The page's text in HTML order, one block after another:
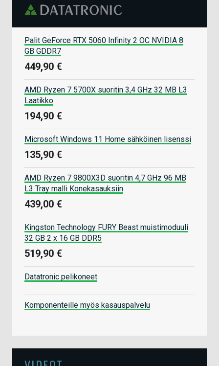
Palit GeForce RTX 5060 Infinity 2 OC NVIDIA 8
GB GDDR7
449,90 €
AMD Ryzen 7 5700X suoritin 3,4 GHz 32 MB L3
Laatikko
194,90 €
Microsoft Windows 11 Home sähköinen lisenssi
135,90 €
AMD Ryzen 7 9800X3D suoritin 4,7 GHz 96 MB
L3 Tray malli Konekasauksiin
439,00 €
Kingston Technology FURY Beast muistimoduuli
32 GB 2 x 16 GB DDR5
519,90 €
Datatronic pelikoneet
Komponenteille myös kasauspalvelu